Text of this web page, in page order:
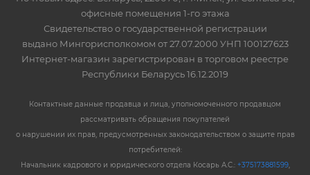
офисные помещения 1-го этажа
Свидетельство о государственной регистрации
выдано Мингорисполкомом от 27.07.2000 УНП 100127623
Интернет-магазин зарегистрирован в торговом реестре
Республики Беларусь 16.12.2019
Контактные данные продавца и лица, уполномоченного продавцом
рассматривать обращения покупателей
о нарушении их прав, предусмотренных законодательством о защите прав
потребителей:
Начальник кадрового и юридического отдела Косарь А.С.: +375173881599,